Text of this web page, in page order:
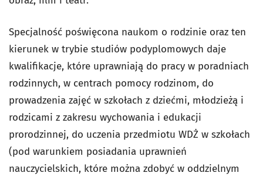
Specjalność poświęcona naukom o rodzinie oraz ten
kierunek w trybie studiów podyplomowych daje
kwalifikacje, które uprawniają do pracy w poradniach
rodzinnych, w centrach pomocy rodzinom, do
prowadzenia zajęć w szkołach z dziećmi, młodzieżą i
rodzicami z zakresu wychowania i edukacji
prorodzinnej, do uczenia przedmiotu WDŻ w szkołach
(pod warunkiem posiadania uprawnień
nauczycielskich, które można zdobyć w oddzielnym